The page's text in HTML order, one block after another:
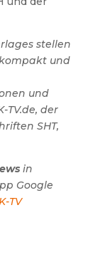
stellen
und
und
TV.de, der
SHT,
in
Google
TV